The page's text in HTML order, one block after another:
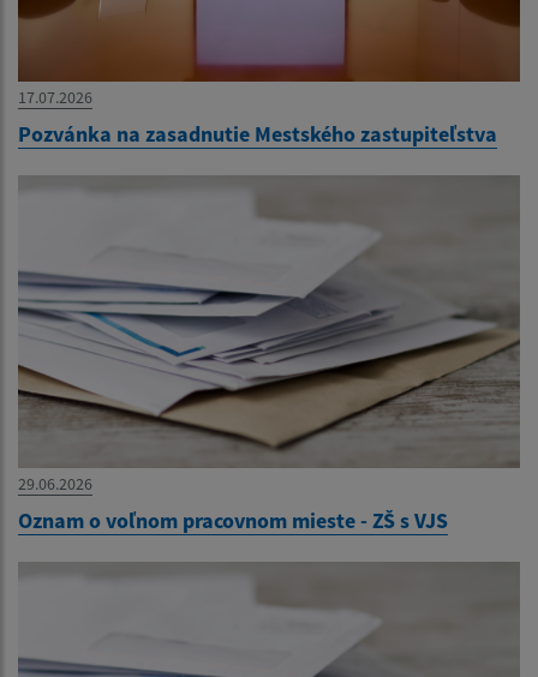
17.07.2026
Pozvánka na zasadnutie Mestského zastupiteľstva
29.06.2026
Oznam o voľnom pracovnom mieste - ZŠ s VJS